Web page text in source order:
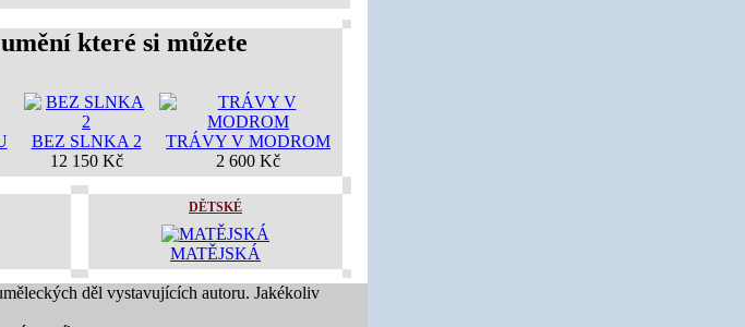
které si můžete
BEZ SLNKA 2
12 150 Kč
TRÁVY V MODROM
2 600 Kč
DĚTSKÉ
MATĚJSKÁ
děl vystavujících autoru. Jakékoliv